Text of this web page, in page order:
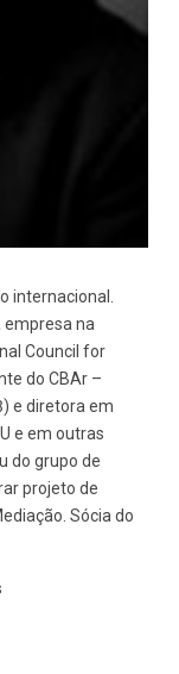
internacional.
empresa na
Council for
do CBAr –
e diretora em
e em outras
do grupo de
projeto de
Sócia do